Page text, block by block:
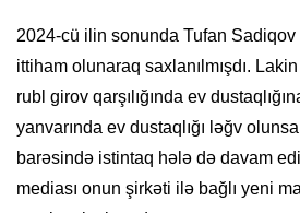
2024-cü ilin sonunda Tufan Sadiqov
ittiham olunaraq saxlanılmışdı.
rubl girov qarşılığında ev
yanvarında ev dustaqlığı ləğv
barəsində istintaq hələ də davam
mediası onun şirkəti ilə bağlı yeni